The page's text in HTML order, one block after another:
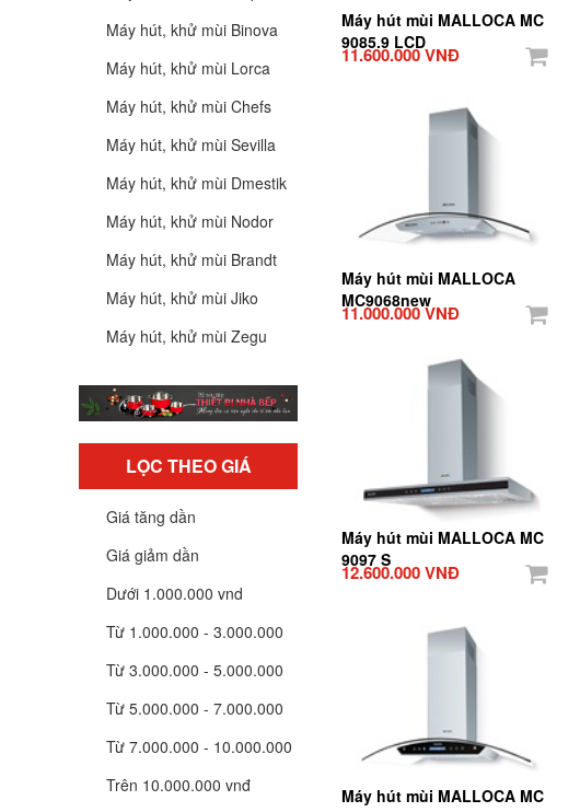
Máy hút, khử mùi Binova
Máy hút, khử mùi Lorca
Máy hút, khử mùi Chefs
Máy hút, khử mùi Sevilla
Máy hút, khử mùi Dmestik
Máy hút, khử mùi Nodor
Máy hút, khử mùi Brandt
Máy hút, khử mùi Jiko
Máy hút, khử mùi Zegu
LỌC THEO GIÁ
Giá tăng dần
Giá giảm dần
Dưới 1.000.000 vnd
Từ 1.000.000 - 3.000.000
Từ 3.000.000 - 5.000.000
Từ 5.000.000 - 7.000.000
Từ 7.000.000 - 10.000.000
Trên 10.000.000 vnđ
Máy hút mùi MALLOCA MC
9085.9 LCD
11.600.000 VNĐ
Máy hút mùi MALLOCA
MC9068new
11.000.000 VNĐ
Máy hút mùi MALLOCA MC
9097 S
12.600.000 VNĐ
Máy hút mùi MALLOCA MC